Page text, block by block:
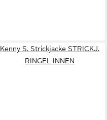
Kenny S. Strickjacke STRICKJ.
RINGEL INNEN